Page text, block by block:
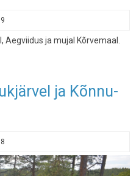
ja mujal Kõrvemaal.
ja Kõnnu-